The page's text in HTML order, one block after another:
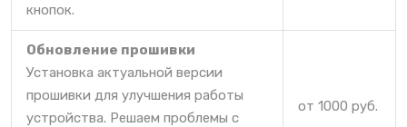
кнопок.
Обновление прошивки
Установка актуальной версии
прошивки для улучшения работы
устройства. Решаем проблемы с
от 1000 руб.